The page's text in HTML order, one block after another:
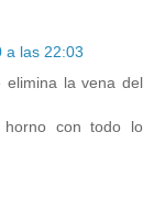
a las 22:03
elimina la vena del
horno con todo lo